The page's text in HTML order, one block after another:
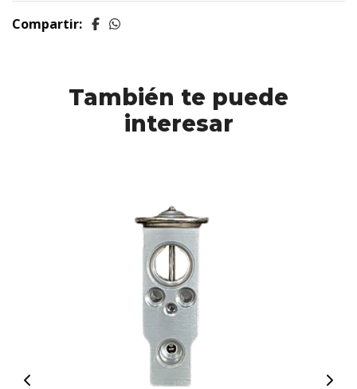
Compartir:
También te puede
interesar